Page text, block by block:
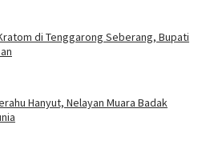
di Tenggarong Seberang, Bupati
Hanyut, Nelayan Muara Badak